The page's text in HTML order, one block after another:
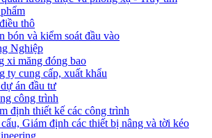
thô
bón và kiểm soát đầu vào
Nghiệp
xi măng đóng bao
ty cung cấp, xuất khẩu
án đầu tư
công trình
định thiết kế các công trình
Giám định các thiết bị nâng và tời kéo